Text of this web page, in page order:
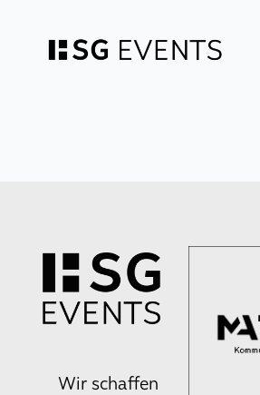
springen
Wir schaffen